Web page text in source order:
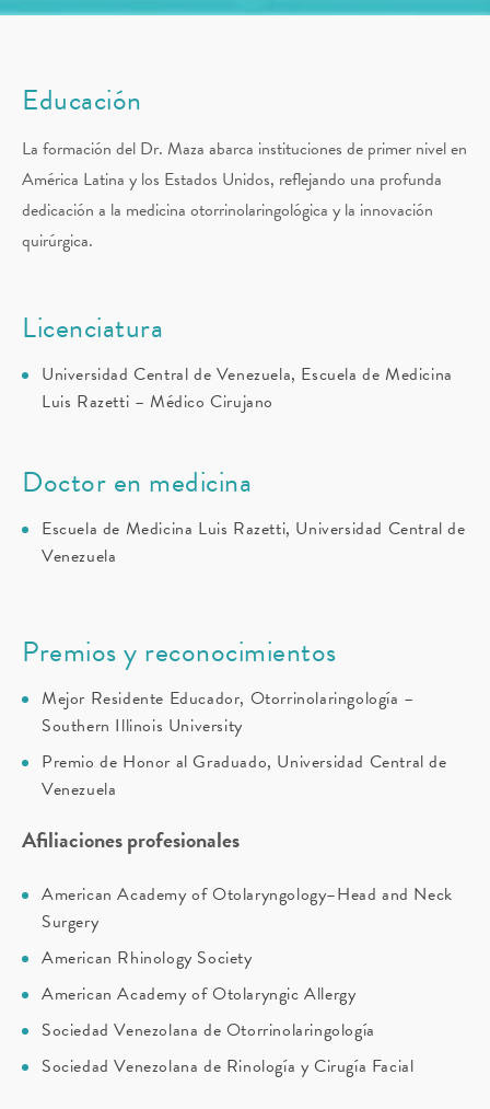
Educación
La formación del Dr. Maza abarca instituciones de primer nivel en
América Latina y los Estados Unidos, reflejando una profunda
dedicación a la medicina otorrinolaringológica y la innovación
quirúrgica.
Licenciatura
Universidad Central de Venezuela, Escuela de Medicina
Luis Razetti – Médico Cirujano
Doctor en medicina
Escuela de Medicina Luis Razetti, Universidad Central de
Venezuela
Premios y reconocimientos
Mejor Residente Educador, Otorrinolaringología –
Southern Illinois University
Premio de Honor al Graduado, Universidad Central de
Venezuela
Afiliaciones profesionales
American Academy of Otolaryngology–Head and Neck
Surgery
American Rhinology Society
American Academy of Otolaryngic Allergy
Sociedad Venezolana de Otorrinolaringología
Sociedad Venezolana de Rinología y Cirugía Facial